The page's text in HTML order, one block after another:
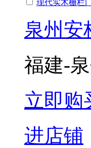
现代实木栅栏
泉州安
福建-
立即购
进店铺